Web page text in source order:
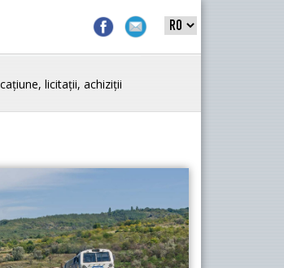
licitații, achiziții